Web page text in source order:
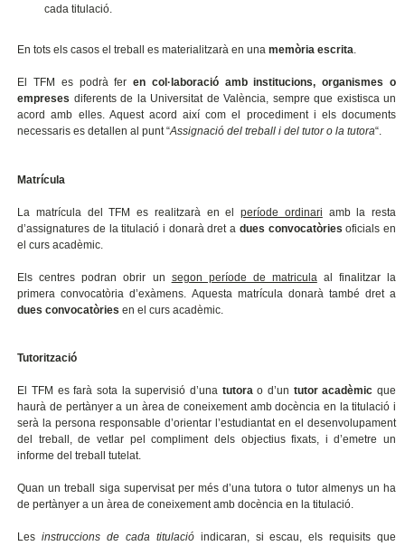
cada titulació.
En tots els casos el treball es materialitzarà en unamemòria escrita
El TFM es podrà feren col·laboració amb institucions, organismes o
empreses diferents de la Universitat de València, sempre que existisca un
acord amb elles. Aquest acord així com el procediment i els documents
necessaris es detallen al punt “Assignació del treball i del tutor o la tutora“.
Matrícula
La matrícula del TFM es realitzarà en elperíode ordinari amb la resta
d’assignatures de la titulació i donarà dret a dues convocatòries oficials en
el curs acadèmic.
Els centres podran obrir un segon període de matricula al finalitzar la
primera convocatòria d’exàmens. Aquesta matrícula donarà també dret a
dues convocatòries en el curs acadèmic.
Tutorització
El TFM es farà sota la supervisió d’una tutorao d’un tutor acadèmic que
haurà de pertànyer a un àrea de coneixement amb docència en la titulació i
serà la persona responsable d’orientar l’estudiantat en el desenvolupament
del treball, de vetlar pel compliment dels objectius fixats, i d’emetre un
informe del treball tutelat.
Quan un treball siga supervisat per més d’una tutora o tutor almenys un ha
de pertànyer a un àrea de coneixement amb docència en la titulació.
Lesinstruccions de cada titulacióindicaran, si escau, els requisits que